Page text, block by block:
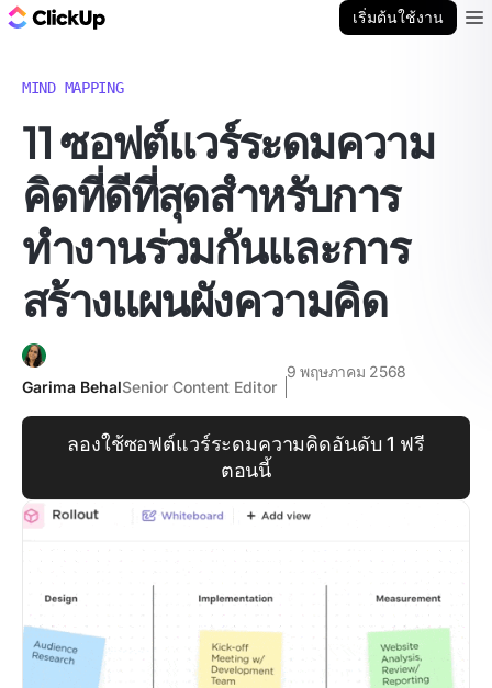
เริ่มต้นใช้งาน
MIND MAPPING
11 ซอฟต์แวร์ระดมความ
คิดที่ดีที่สุดสำหรับการ
ทำงานร่วมกันและการ
สร้างแผนผังความคิด
Garima BehalSenior Content Editor
9 พฤษภาคม 2568
ลองใช้ซอฟต์แวร์ระดมความคิดอันดับ 1 ฟรี
ตอนนี้